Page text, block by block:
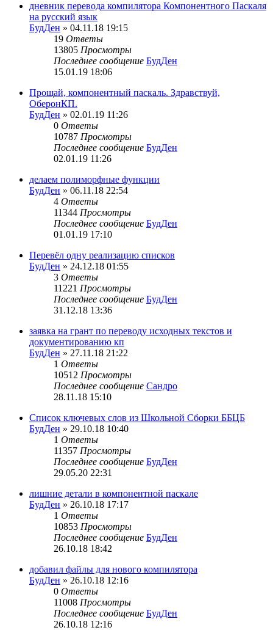
дневник перевода компилятора Компонентного Паскаля
на русский язык
БудДен » 04.11.18 19:15
19 Ответы
13805 Просмотры
Последнее сообщение БудДен
15.01.19 18:06
Прощай, компонентный паскаль. Здравствуй,
ОберонКП.
БудДен » 02.01.19 11:26
0 Ответы
10787 Просмотры
Последнее сообщение БудДен
02.01.19 11:26
делаем полиморфные функции
БудДен » 06.11.18 22:54
4 Ответы
11344 Просмотры
Последнее сообщение БудДен
01.01.19 17:10
Перевёл одну реализацию списков
БудДен » 24.12.18 01:55
3 Ответы
11221 Просмотры
Последнее сообщение БудДен
31.12.18 13:36
заявка на грант по переводу исходных текстов и
документированию кп
БудДен » 27.11.18 21:22
1 Ответы
10512 Просмотры
Последнее сообщение Сандро
28.11.18 15:10
Список ключевых слов из Школьной Сборки ББЦБ
БудДен » 29.10.18 10:40
1 Ответы
11357 Просмотры
Последнее сообщение БудДен
29.05.20 22:31
лишние детали в компонентной паскале
БудДен » 26.10.18 17:17
1 Ответы
10853 Просмотры
Последнее сообщение БудДен
26.10.18 18:42
добавил файлы для нового компилятора
БудДен » 26.10.18 12:16
0 Ответы
11008 Просмотры
Последнее сообщение БудДен
26.10.18 12:16